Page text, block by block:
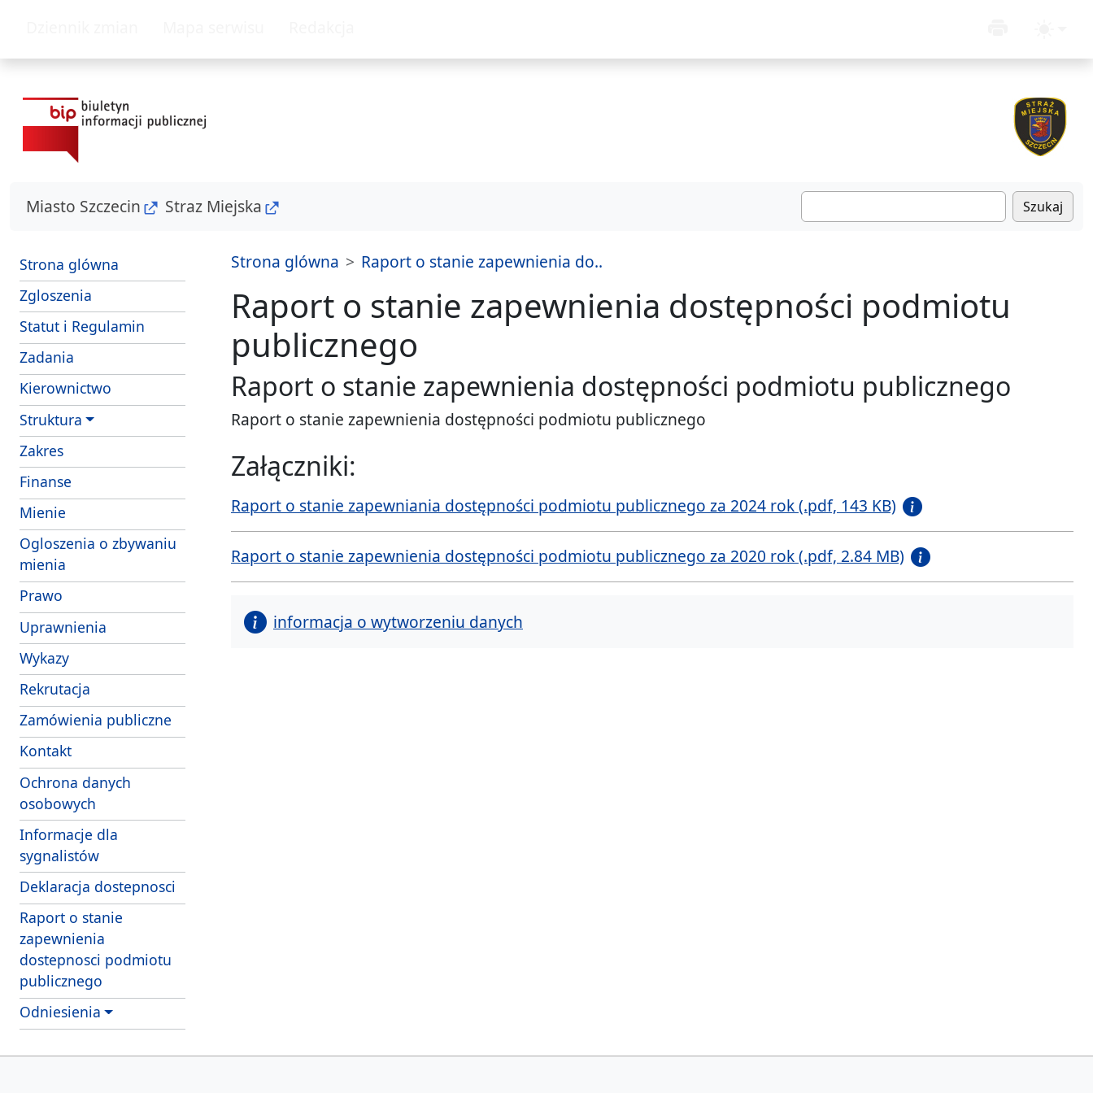
Miasto Szczecin Straz Miejska Szukaj
Strona glówna
Zgloszenia - sposoby przyjmowania i zalatwiania spraw
Statut i Regulamin Strazy Miejskiej Szczecin
Zadania i srodki dzialania Strazy Miejskiej Szczecin
Kierownictwo
Struktura
Zakres- obowiazki i uprawnienia strazników Strazy Miejskiej
Finanse
Mienie - struktura wlasnosciowa i majatek SM Szczecin
Ogloszenia o zbywaniu
mienia
Prawo
Uprawnienia
Wykazy
Rekrutacja
Zamówienia publiczne
Kontakt
Ochrona danych
osobowych
Informacje dla
sygnalistów
Deklaracja dostepnosci
Raport o stanie
zapewnienia
dostepnosci podmiotu
publicznego
Odniesienia
Strona glówna Raport o stanie zapewnienia do..
Raport o stanie zapewnienia dostępności podmiotu
publicznego
Raport o stanie zapewnienia dostępności podmiotu publicznego
Raport o stanie zapewnienia dostępności podmiotu publicznego
Załączniki:
Raport o stanie zapewniania dostępności podmiotu publicznego za 2024 rok (.pdf, 143 KB)
Raport o stanie zapewnienia dostępności podmiotu publicznego za 2020 rok (.pdf, 2.84 MB)
informacja o wytworzeniu danych